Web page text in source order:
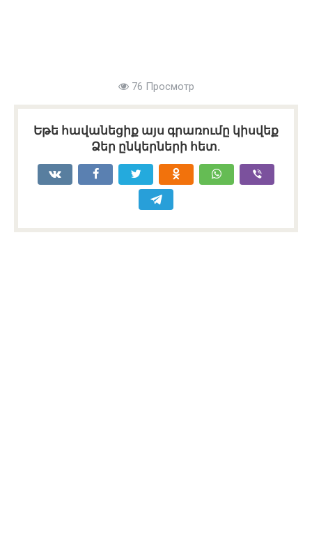
76 Просмотр
Եթե հավանեցիք այս գրառումը կիսվեք
Ձեր ընկերների հետ.